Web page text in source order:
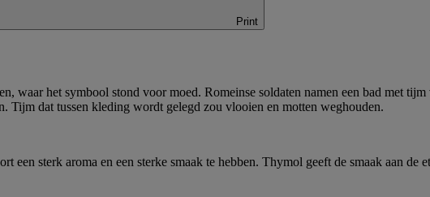
Print
waar het symbool stond voor moed. Romeinse soldaten namen een bad met
Tijm dat tussen kleding wordt gelegd zou vlooien en motten weghouden.
een sterk aroma en een sterke smaak te hebben. Thymol geeft de smaak aan de